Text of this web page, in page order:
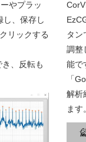
やプラッ
し、保存し
リックする
、反転も
タン
調整
能で
「
解析
ます